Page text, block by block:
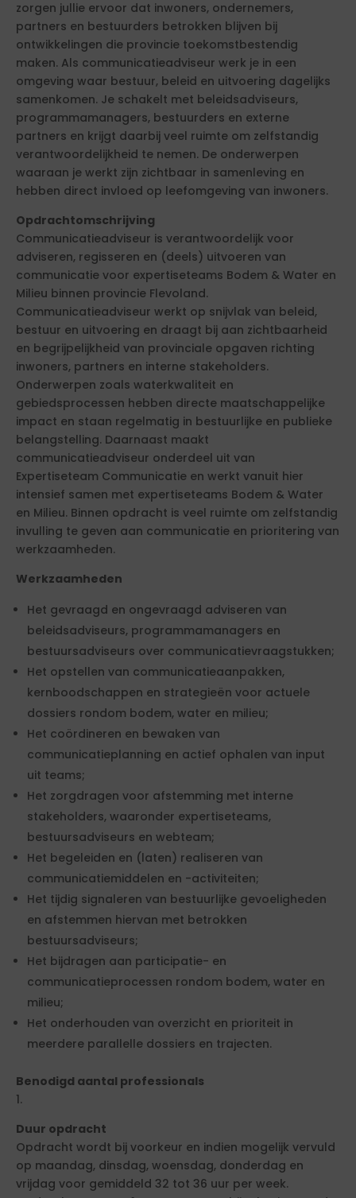
zorgen jullie ervoor dat inwoners, ondernemers,
partners en bestuurders betrokken blijven bij
ontwikkelingen die provincie toekomstbestendig
maken. Als communicatieadviseur werk je in een
omgeving waar bestuur, beleid en uitvoering dagelijks
samenkomen. Je schakelt met beleidsadviseurs,
programmamanagers, bestuurders en externe
partners en krijgt daarbij veel ruimte om zelfstandig
verantwoordelijkheid te nemen. De onderwerpen
waaraan je werkt zijn zichtbaar in samenleving en
hebben direct invloed op leefomgeving van inwoners.
Opdrachtomschrijving
Communicatieadviseur is verantwoordelijk voor
adviseren, regisseren en (deels) uitvoeren van
communicatie voor expertiseteams Bodem & Water en
Milieu binnen provincie Flevoland.
Communicatieadviseur werkt op snijvlak van beleid,
bestuur en uitvoering en draagt bij aan zichtbaarheid
en begrijpelijkheid van provinciale opgaven richting
inwoners, partners en interne stakeholders.
Onderwerpen zoals waterkwaliteit en
gebiedsprocessen hebben directe maatschappelijke
impact en staan regelmatig in bestuurlijke en publieke
belangstelling. Daarnaast maakt
communicatieadviseur onderdeel uit van
Expertiseteam Communicatie en werkt vanuit hier
intensief samen met expertiseteams Bodem & Water
en Milieu. Binnen opdracht is veel ruimte om zelfstandig
invulling te geven aan communicatie en prioritering van
werkzaamheden.
Werkzaamheden
Het gevraagd en ongevraagd adviseren van
beleidsadviseurs, programmamanagers en
bestuursadviseurs over communicatievraagstukken;
Het opstellen van communicatieaanpakken,
kernboodschappen en strategieën voor actuele
dossiers rondom bodem, water en milieu;
Het coördineren en bewaken van
communicatieplanning en actief ophalen van input
uit teams;
Het zorgdragen voor afstemming met interne
stakeholders, waaronder expertiseteams,
bestuursadviseurs en webteam;
Het begeleiden en (laten) realiseren van
communicatiemiddelen en -activiteiten;
Het tijdig signaleren van bestuurlijke gevoeligheden
en afstemmen hiervan met betrokken
bestuursadviseurs;
Het bijdragen aan participatie- en
communicatieprocessen rondom bodem, water en
milieu;
Het onderhouden van overzicht en prioriteit in
meerdere parallelle dossiers en trajecten.
Benodigd aantal professionals
1.
Duur opdracht
Opdracht wordt bij voorkeur en indien mogelijk vervuld
op maandag, dinsdag, woensdag, donderdag en
vrijdag voor gemiddeld 32 tot 36 uur per week.